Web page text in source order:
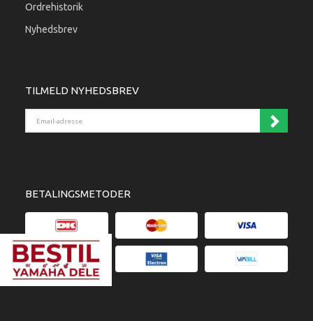
Ordrehistorik
Nyhedsbrev
TILMELD NYHEDSBREV
BETALINGSMETODER